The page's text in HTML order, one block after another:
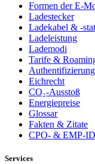
Formen der E-
Ladestecker
Ladekabel & -
Ladeleistung
Lademodi
Tarife &
Authentifizierung
Eichrecht
CO₂-Ausstoß
Energiepreise
Glossar
Fakten & Zitate
CPO- & EMP-
Services